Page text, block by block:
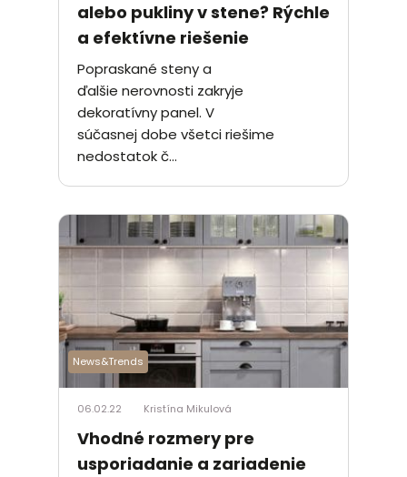
alebo pukliny v stene? Rýchle
a efektívne riešenie
Popraskané steny a
ďalšie nerovnosti zakryje
dekoratívny panel. V
súčasnej dobe všetci riešime
nedostatok č...
News&Trends
06.02.22 Kristína Mikulová
Vhodné rozmery pre
usporiadanie a zariadenie